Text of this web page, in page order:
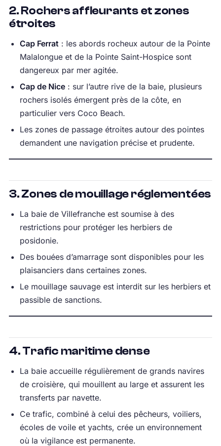
2. Rochers affleurants et zones
étroites
Cap Ferrat: les abords rocheux autour de la Pointe
Malalongue et de la Pointe Saint-Hospice sont
dangereux par mer agitée.
Cap de Nice: sur l’autre rive de la baie, plusieurs
rochers isolés émergent près de la côte, en
particulier vers Coco Beach.
Les zones de passage étroites autour des pointes
demandent une navigation précise et prudente.
3. Zones de mouillage réglementées
La baie de Villefranche est soumise à des
restrictions pour protéger les herbiers de
posidonie.
Des bouées d’amarrage sont disponibles pour les
plaisanciers dans certaines zones.
Le mouillage sauvage est interdit sur les herbiers et
passible de sanctions.
4. Trafic maritime dense
La baie accueille régulièrement de grands navires
de croisière, qui mouillent au large et assurent les
transferts par navette.
Ce trafic, combiné à celui des pêcheurs, voiliers,
écoles de voile et yachts, crée un environnement
où la vigilance est permanente.